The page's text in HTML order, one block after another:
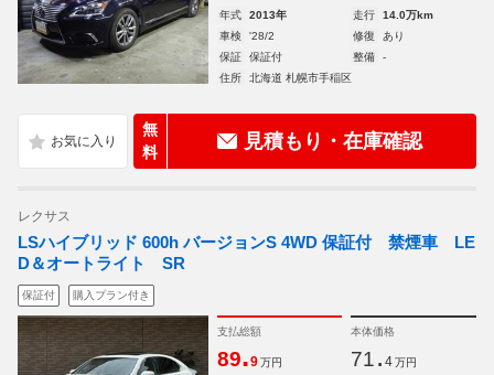
年式 2013年 走行
14.0万km
車検
'28/2 修復
あり
保証
保証付 整備
-
住所
北海道 札幌市手稲区
無
料
見積もり・在庫確認
レクサス
LSハイブリッド 600h バージョンS 4WD 保証付 禁煙車 LE
D＆オートライト SR
保証付 購入プラン付き
支払総額
89.9 万円
本体価格
71. 4 万円